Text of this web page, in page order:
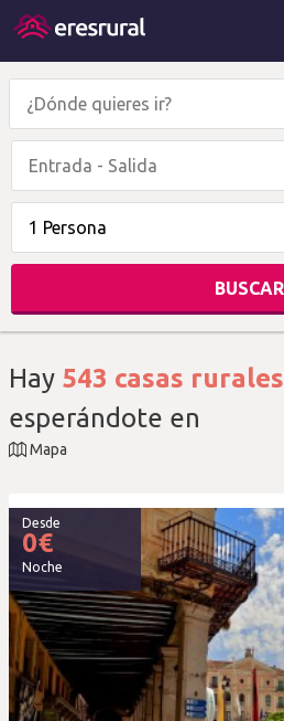
Hay 543 casas rurales
esperándote en
Mapa
Desde
0€
Noche